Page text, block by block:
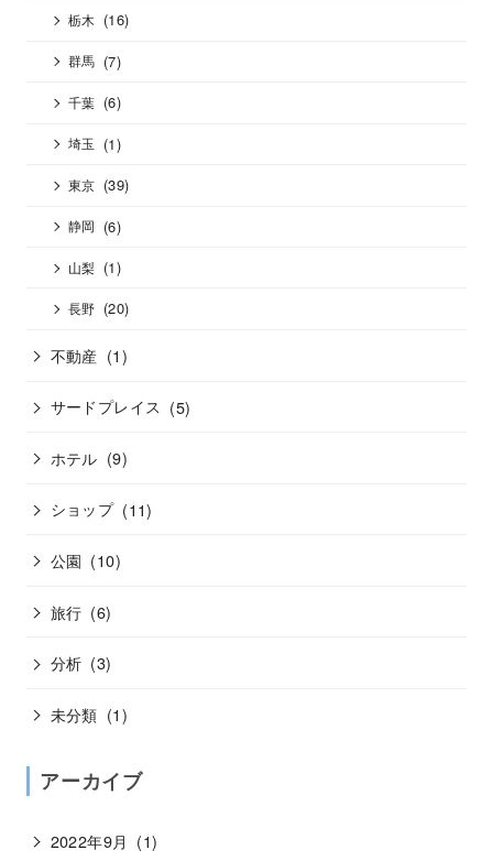
栃木 (16)
群馬 (7)
千葉 (6)
埼玉 (1)
東京 (39)
静岡 (6)
山梨 (1)
長野 (20)
不動産 (1)
サードプレイス (5)
ホテル (9)
ショップ (11)
公園 (10)
旅行 (6)
分析 (3)
未分類 (1)
アーカイブ
2022年9月 (1)